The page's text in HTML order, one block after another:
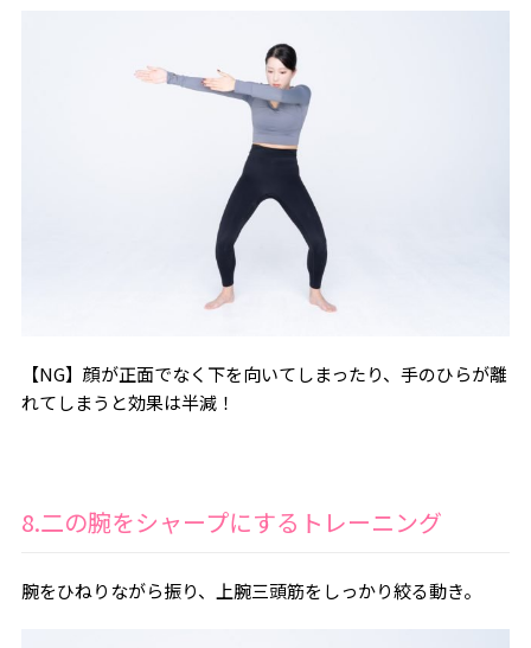
【NG】顔が正面でなく下を向いてしまったり、手のひらが離
れてしまうと効果は半減！
8.二の腕をシャープにするトレーニング
腕をひねりながら振り、上腕三頭筋をしっかり絞る動き。